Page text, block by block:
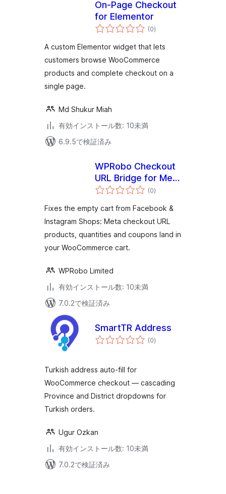
On-Page Checkout
for Elementor
(0個
の
価
)
A custom Elementor widget that lets
customers browse WooCommerce
products and complete checkout on a
single page.
Md Shukur Miah
有効インストール数: 10未満
6.9.5で検証済み
WPRobo Checkout
URL Bridge for Meta
Shops
(0個
の
価
)
Fixes the empty cart from Facebook &
Instagram Shops: Meta checkout URL
products, quantities and coupons land in
your WooCommerce cart.
WPRobo Limited
有効インストール数: 10未満
7.0.2で検証済み
SmartTR Address
(0個
の)
Turkish address auto-fill for
WooCommerce checkout — cascading
Province and District dropdowns for
Turkish orders.
Ugur Ozkan
有効インストール数: 10未満
7.0.2で検証済み